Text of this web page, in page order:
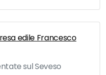
edile Francesco
sul Seveso